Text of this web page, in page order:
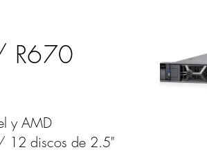
R670
y AMD
12 discos de 2.5"